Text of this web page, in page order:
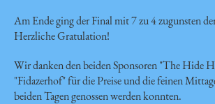
Am Ende ging der Final mit 7 zu 4 zugunsten
Herzliche Gratulation!
Wir danken den beiden Sponsoren "The Hide
"Fidazerhof" für die Preise und die feinen
beiden Tagen genossen werden konnten.